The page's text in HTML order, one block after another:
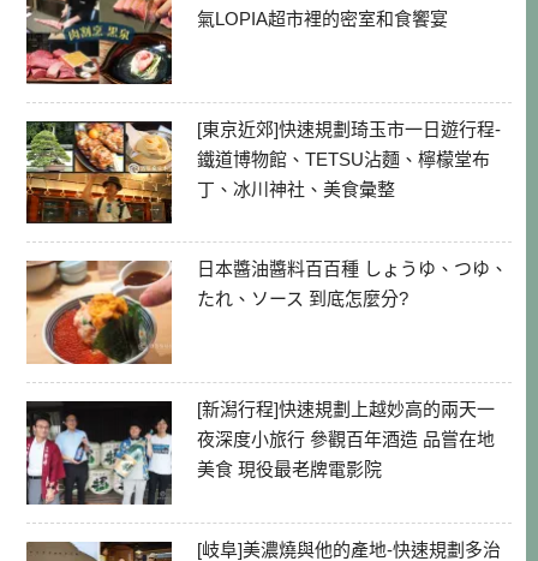
氣LOPIA超市裡的密室和食饗宴
[東京近郊]快速規劃琦玉市一日遊行程-
鐵道博物館、TETSU沾麵、檸檬堂布
丁、冰川神社、美食彙整
日本醬油醬料百百種 しょうゆ、つゆ、
たれ、ソース 到底怎麼分?
[新潟行程]快速規劃上越妙高的兩天一
夜深度小旅行 參觀百年酒造 品嘗在地
美食 現役最老牌電影院
[岐阜]美濃燒與他的產地-快速規劃多治